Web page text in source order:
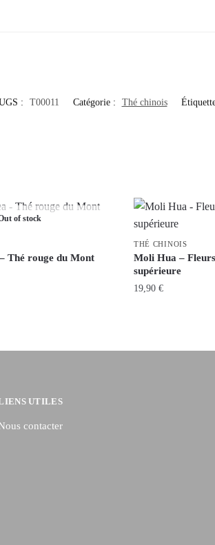
: T00011 Catégorie : Thé chinois
of stock
Thé rouge du Mont
THÉ CHINOIS
Moli Hua –
supérieure
19,90 €
UTILES
contacter